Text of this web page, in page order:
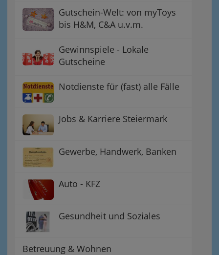
Gutschein-Welt: von myToys
bis H&M, C&A u.v.m.
Gewinnspiele - Lokale
Gutscheine
Notdienste für (fast) alle Fälle
Jobs & Karriere Steiermark
Gewerbe, Handwerk, Banken
Auto - KFZ
Gesundheit und Soziales
Betreuung & Wohnen